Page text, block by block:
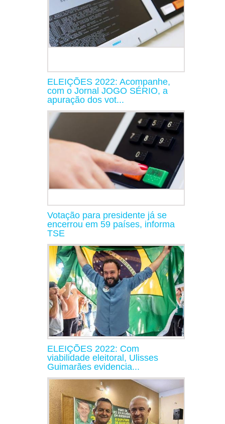
ELEIÇÕES 2022: Acompanhe,
com o Jornal JOGO SÉRIO, a
apuração dos vot...
Votação para presidente já se
encerrou em 59 países, informa
TSE
ELEIÇÕES 2022: Com
viabilidade eleitoral, Ulisses
Guimarães evidencia...